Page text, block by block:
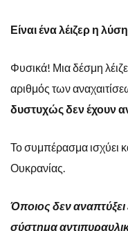
Είναι ένα λέιζερ η
Φυσικά! Μια δέσμη
αριθμός των
δυστυχώς δεν έχουν
Το συμπέρασμα ισχύει
Ουκρανίας.
Όποιος δεν αναπτύξει
σύστημα